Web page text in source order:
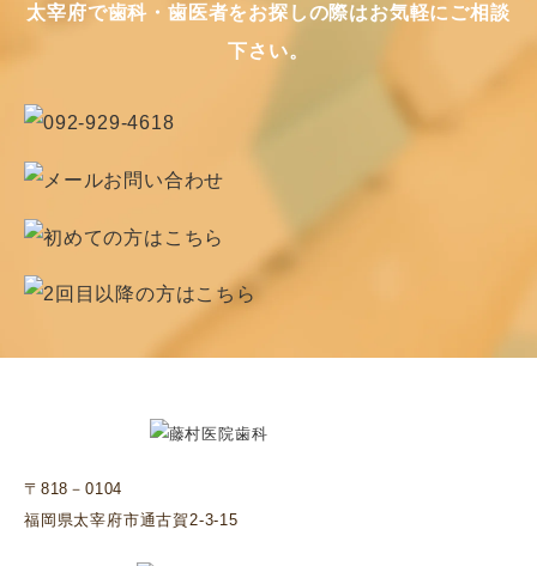
太宰府で歯科・歯医者をお探しの際はお気軽にご相談
下さい。
〒818－0104
福岡県太宰府市通古賀2-3-15